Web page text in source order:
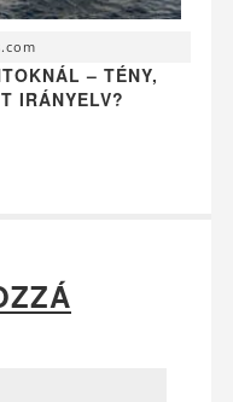
– TÉNY,
IRÁNYELV?